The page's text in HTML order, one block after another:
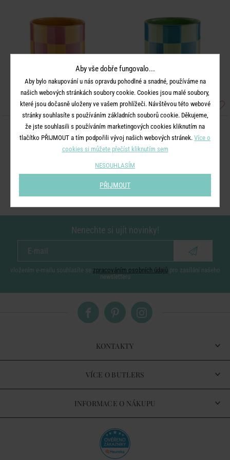
CHECKER
Váza 22 cm - žlutá/růžová
CHECKER
Váza 20 cm - zelená/modrá
Nenechte si ujít novinky!
vložením e-mailu souhlasíte se zpracováním osobních údajů pro zasílání našeho
newsletteru
KONTAKTY
VÍCE O BUTLERS
INFORMACE O NÁKUPU
Aby vše dobře fungovalo...
Aby bylo nakupování u nás opravdu pohodlné a snadné, používáme na
našich webových stránkách soubory cookie. Cookies jsou malé soubory,
které jsou dočasně uloženy ve vašem prohlížeči. Návštěvou této webové
stránky souhlasíte s používáním základních souborů cookie. Děkujeme,
že jste souhlasili s používáním marketingových cookies kliknutím na
tlačítko PŘIJMOUT a tím podpořili vývoj našich webových stránek. Více o
cookies si můžete přečíst kliknutím sem
NESOUHLASÍM
PŘIJMOUT